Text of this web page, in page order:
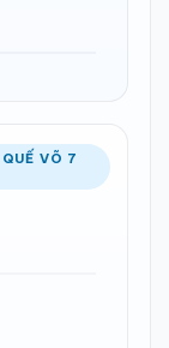
VÕ 7